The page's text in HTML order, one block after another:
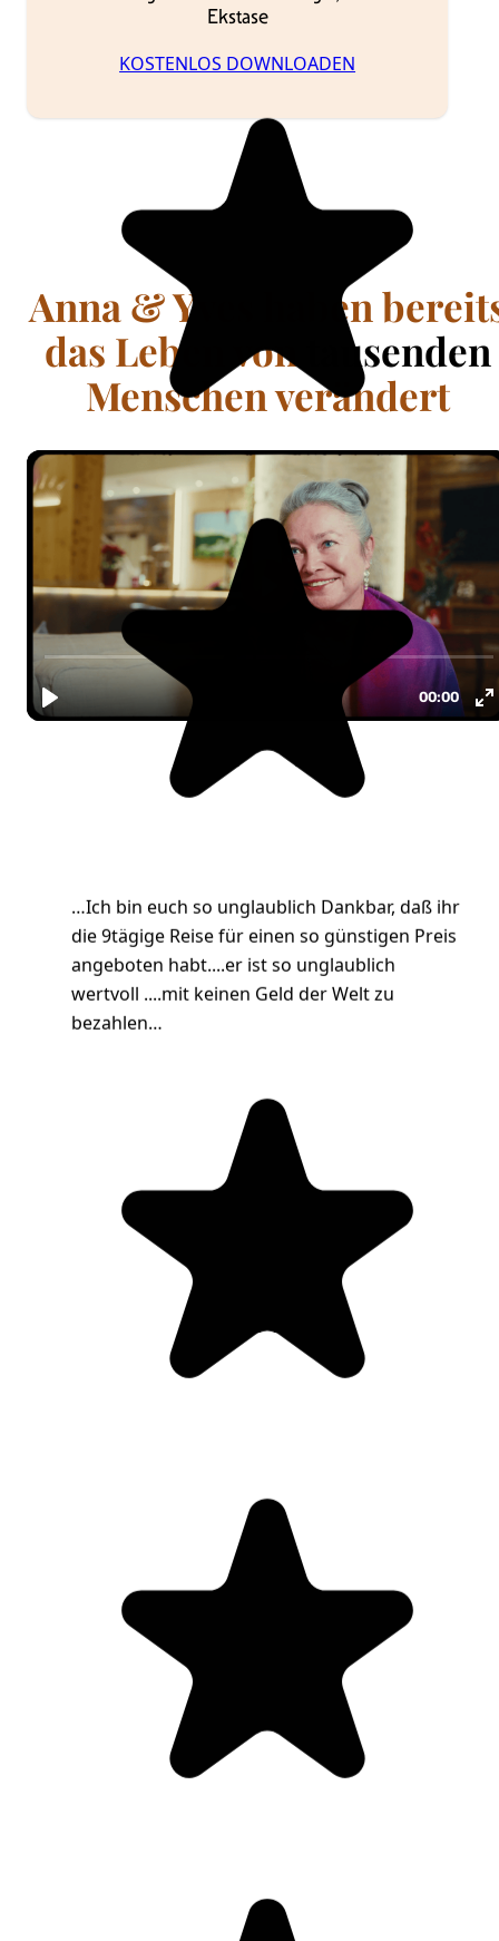
Ekstase
KOSTENLOS DOWNLOADEN
Anna & Yves haben
das Leben von
tausenden
Menschen verändert
Video wird geladen...
…Ich bin euch so unglaublich Dankbar, daß ihr
die 9tägige Reise für einen so günstigen Preis
angeboten habt....er ist so unglaublich
wertvoll ....mit keinen Geld der Welt zu